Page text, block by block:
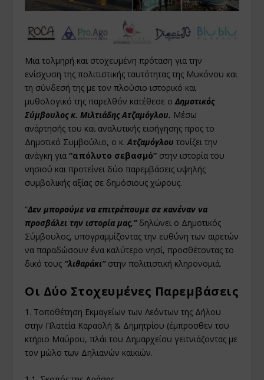
Μια τολμηρή και στοχευμένη πρόταση για την
ενίσχυση της πολιτιστικής ταυτότητας της Μυκόνου και
τη σύνδεσή της με τον πλούσιο ιστορικό και
μυθολογικό της παρελθόν κατέθεσε ο Δημοτικός
Σύμβουλος κ. Μιλτιάδης Ατζαμόγλου. Μέσω
ανάρτησής του και αναλυτικής εισήγησης προς το
Δημοτικό Συμβούλιο, ο κ. Ατζαμόγλουτονίζει την
ανάγκη για“απόλυτο σεβασμό” στην ιστορία του
νησιού και προτείνει δύο παρεμβάσεις υψηλής
συμβολικής αξίας σε δημόσιους χώρους.
“Δεν μπορούμε να επιτρέπουμε σε κανέναν να
προσβάλει την ιστορία μας,”δηλώνει ο Δημοτικός
Σύμβουλος, υπογραμμίζοντας την ευθύνη των αιρετών
να παραδώσουν ένα καλύτερο νησί, προσθέτοντας το
δικό τους “λιθαράκι” στην πολιτιστική κληρονομιά.
Οι Δύο Στοχευμένες Παρεμβάσεις
1. Τοποθέτηση Εκμαγείων των Λεόντων της Δήλου
στην Πλατεία Καραολή & Δημητρίου (έμπροσθεν του
κτήριο Μαύρου, πλάι του Δημαρχείου γειτνιάζοντας με
τον μώλο των Δηλιανών καϊκιών.